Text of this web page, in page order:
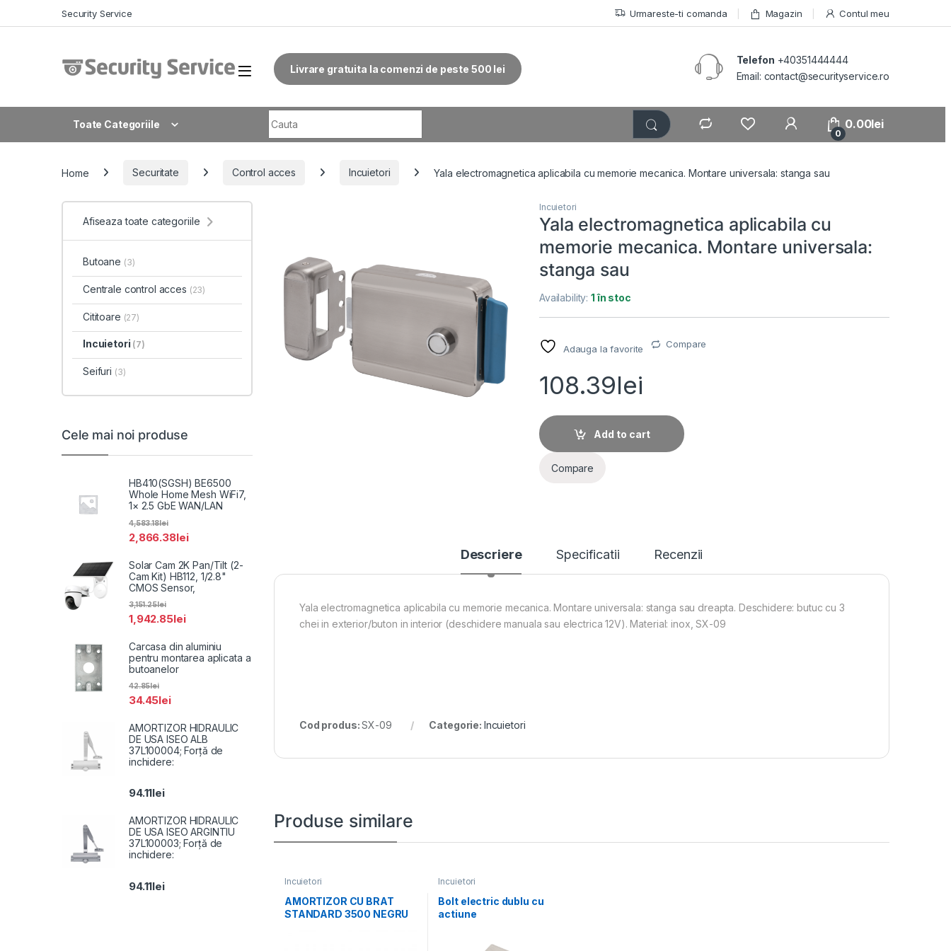
Security Service Urmareste-ti comanda Magazin Contul meu
Livrare gratuita la comenzi de peste 500 lei
Telefon +40351444444
Email: contact@securityservice.ro
Toate Categoriile
0
0.00lei
Home Securitate Control acces Incuietori Yala electromagnetica aplicabila cu memorie mecanica. Montare universala: stanga sau
Incuietori
Yala electromagnetica aplicabila cu
memorie mecanica. Montare universala:
stanga sau
Availability:1 în stoc
Adauga la favorite Compare
108.39lei
Add to cart
Compare
Descriere Specificatii Recenzii
Yala electromagnetica aplicabila cu memorie mecanica. Montare universala: stanga sau dreapta. Deschidere: butuc cu 3
chei in exterior/buton in interior (deschidere manuala sau electrica 12V). Material: inox, SX-09
Cod produs:SX-09 Categorie: Incuietori
Produse similare
Incuietori
AMORTIZOR CU BRAT
STANDARD 3500 NEGRU
Incuietori
Bolt electric dublu cu
actiune
Afiseaza toate categoriile
Butoane (3)
Centrale control acces (23)
Cititoare (27)
Incuietori (7)
Seifuri (3)
Cele mai noi produse
HB410(SGSH) BE6500
Whole Home Mesh WiFi7,
1× 2.5 GbE WAN/LAN
2,866.38lei
4,583.18lei
Solar Cam 2K Pan/Tilt (2-
Cam Kit) HB112, 1/2.8"
CMOS Sensor,
1,942.85lei
3,151.25lei
Carcasa din aluminiu
pentru montarea aplicata a
butoanelor
34.45lei
42.85lei
AMORTIZOR HIDRAULIC
DE USA ISEO ALB
37L100004; Forță de
inchidere:
94.11lei
AMORTIZOR HIDRAULIC
DE USA ISEO ARGINTIU
37L100003; Forță de
inchidere:
94.11lei